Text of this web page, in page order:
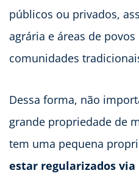
públicos ou privados,
agrária e áreas de
comunidades
Dessa forma, não
grande propriedade de
tem uma pequena
estar regularizados